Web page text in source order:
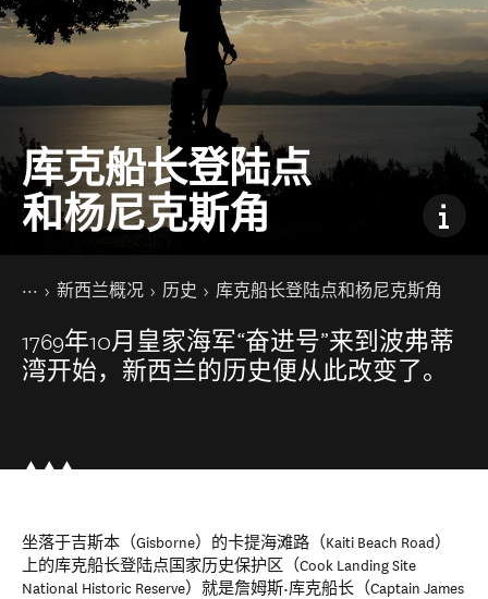
库克船长登陆点
和杨尼克斯角
你的位置
主页
新西兰概况 历史 库克船长登陆点和杨尼克斯角
1769年10月皇家海军“奋进号”来到波弗蒂
湾开始，新西兰的历史便从此改变了。
坐落于吉斯本（Gisborne）的卡提海滩路（Kaiti Beach Road）
上的库克船长登陆点国家历史保护区（Cook Landing Site
National Historic Reserve）就是詹姆斯•库克船长（Captain James